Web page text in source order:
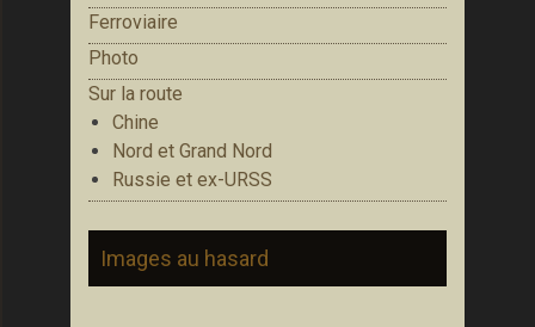
Ferroviaire
Photo
Sur la route
Chine
Nord et Grand Nord
Russie et ex-URSS
Images au hasard